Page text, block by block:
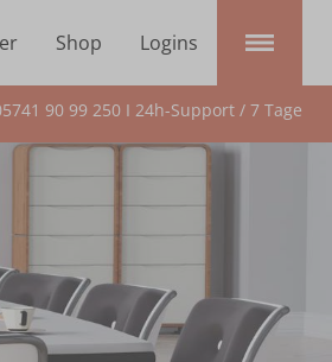
Shop Logins
90 99 250 I 24h-Support / 7 Tage